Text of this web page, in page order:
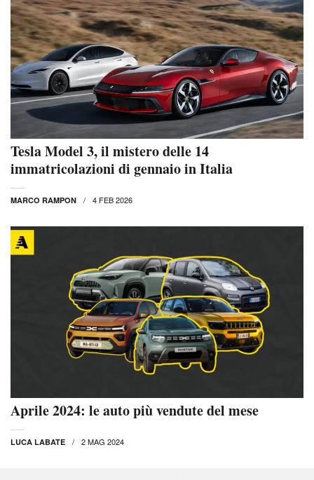
Tesla Model 3, il mistero delle 14
immatricolazioni di gennaio in Italia
MARCO RAMPON 4 FEB 2026
Aprile 2024: le auto più vendute del mese
LUCA LABATE 2 MAG 2024